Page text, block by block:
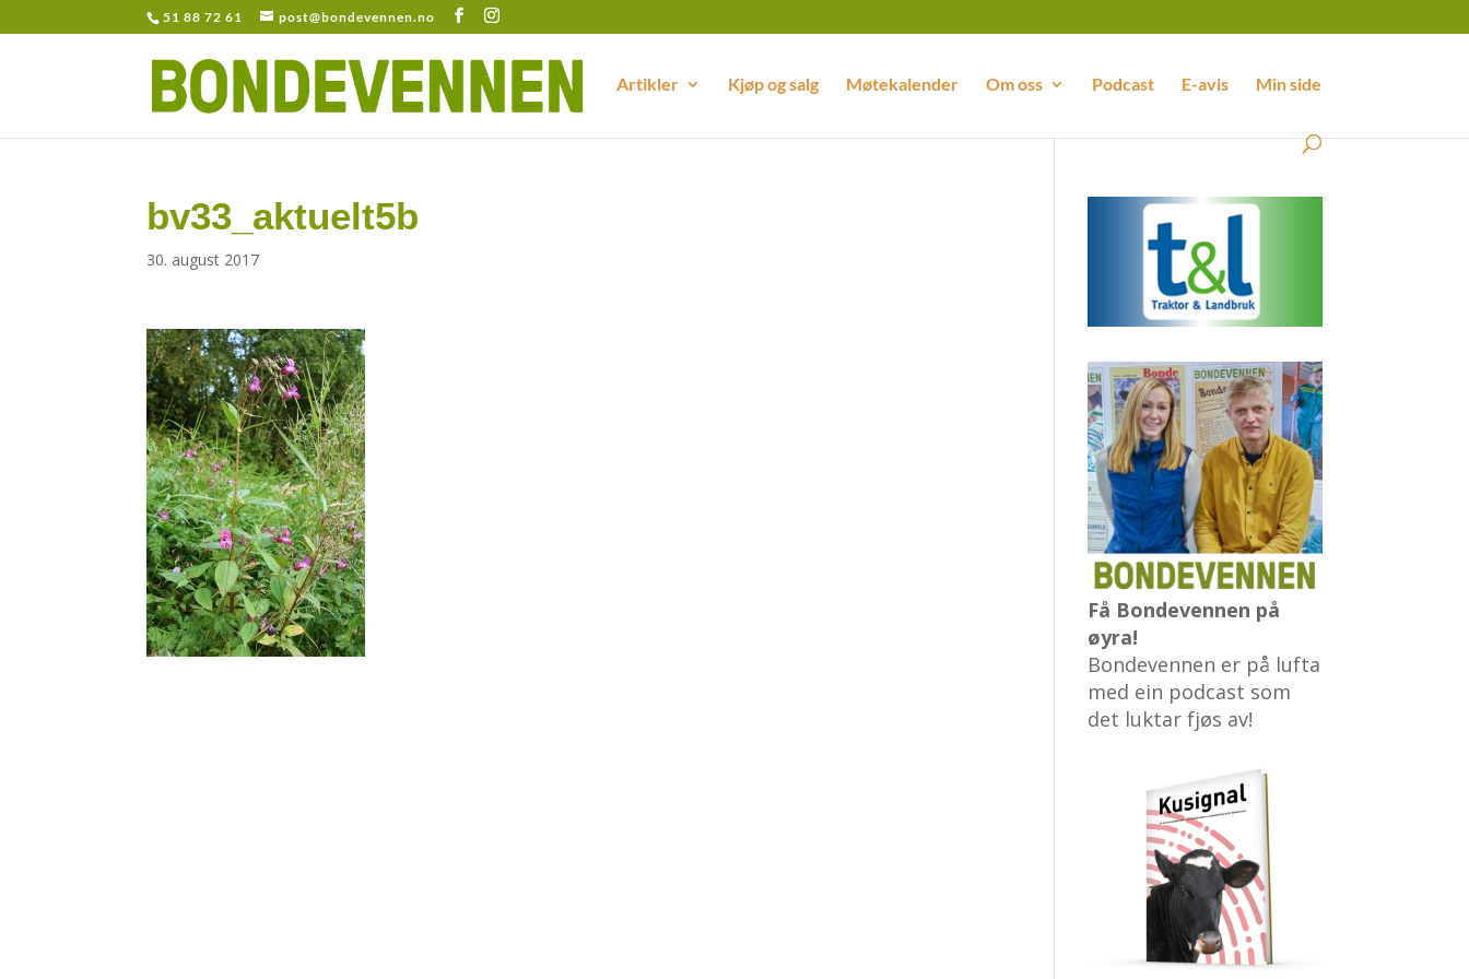
51 88 72 61 post@bondevennen.no
Artikler Kjøp og salg Møtekalender Om oss Podcast E-avis Min side
bv33_aktuelt5b
30. august 2017
Få Bondevennen på
øyra!
Bondevennen er på lufta
med ein podcast som
det luktar fjøs av!